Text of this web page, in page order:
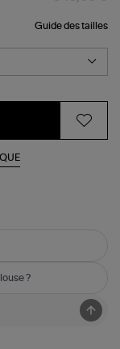
Guide des tailles
?